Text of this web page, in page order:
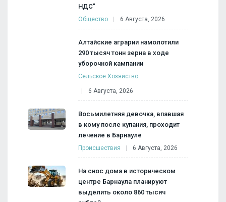
НДС"
Общество 6 Августа, 2026
Алтайские аграрии намолотили
290 тысяч тонн зерна в ходе
уборочной кампании
Сельское Хозяйство
6 Августа, 2026
Восьмилетняя девочка, впавшая
в кому после купания, проходит
лечение в Барнауле
Происшествия 6 Августа, 2026
На снос дома в историческом
центре Барнаула планируют
выделить около 860 тысяч